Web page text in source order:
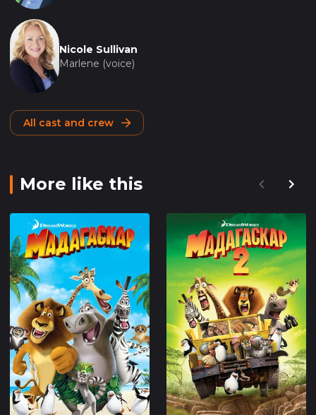
Nicole Sullivan
Marlene (voice)
All cast and crew
More like this